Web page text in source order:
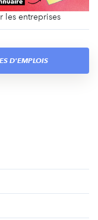
et à
les entreprises
D'EMPLOIS